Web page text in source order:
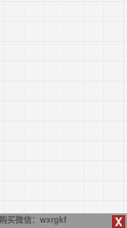
X
买微信：wxrgkf